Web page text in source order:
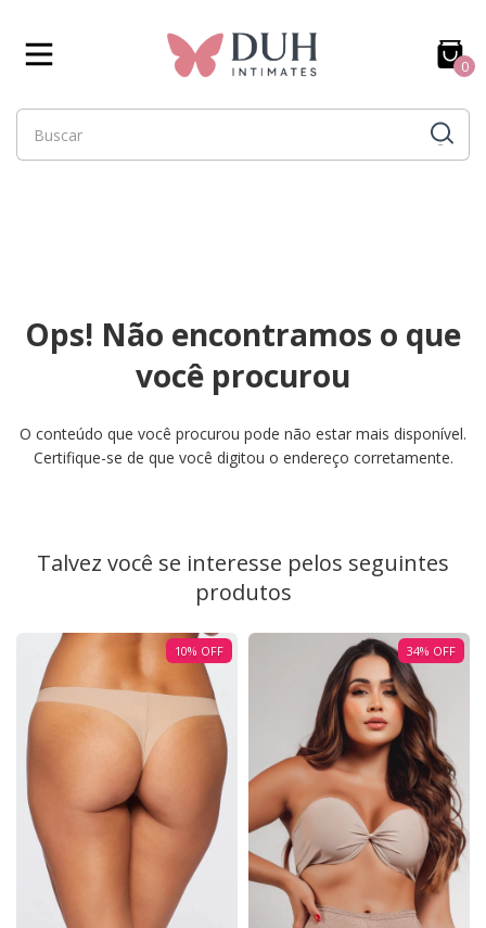
0
Ops! Não encontramos o que
você procurou
O conteúdo que você procurou pode não estar mais disponível.
Certifique-se de que você digitou o endereço corretamente.
Talvez você se interesse pelos seguintes
produtos
10% OFF 34% OFF